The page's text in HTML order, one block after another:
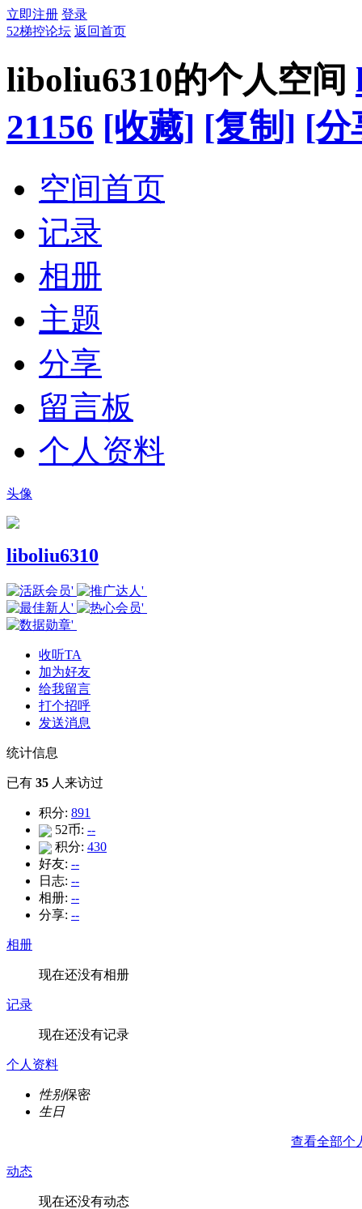
立即注册 登录
52梯控论坛 返回首页
liboliu6310的个人空间
21156 [收藏] [复制] [分
空间首页
记录
相册
主题
分享
留言板
个人资料
头像
liboliu6310
收听TA
加为好友
给我留言
打个招呼
发送消息
统计信息
已有 35 人来访过
积分: 891
52币: --
积分: 430
好友: --
日志: --
相册: --
分享: --
相册
现在还没有相册
记录
现在还没有记录
个人资料
性别保密
生日
查看全部个
动态
现在还没有动态